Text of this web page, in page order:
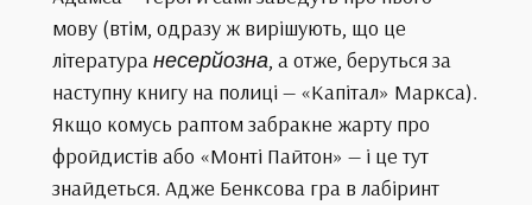
мову (втім, одразу ж вирішують, що це
літературанесерйозна, а отже, беруться за
наступну книгу на полиці — «Капітал» Маркса).
Якщо комусь раптом забракне жарту про
фройдистів або «Монті Пайтон» — і це тут
знайдеться. Адже Бенксова гра в лабіринт